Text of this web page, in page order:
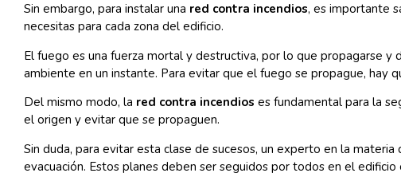
Sin embargo, para instalar una red contra incendios, es importante
necesitas para cada zona del edificio.
El fuego es una fuerza mortal y destructiva, por lo que propagarse y
ambiente en un instante. Para evitar que el fuego se propague, hay
Del mismo modo, la red contra incendios es fundamental para la
el origen y evitar que se propaguen.
Sin duda, para evitar esta clase de sucesos, un experto en la
evacuación. Estos planes deben ser seguidos por todos en el edificio